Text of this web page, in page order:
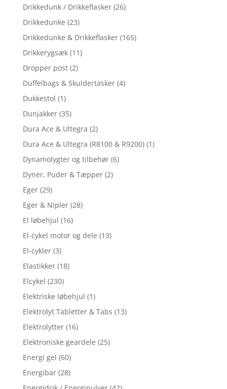
Drikkedunk / Drikkeflasker (26)
Drikkedunke (23)
Drikkedunke & Drikkeflasker (165)
Drikkerygsæk (11)
Dropper post (2)
Duffelbags & Skuldertasker (4)
Dukkestol (1)
Dunjakker (35)
Dura Ace & Ultegra (2)
Dura Ace & Ultegra (R8100 & R9200) (1)
Dynamolygter og tilbehør (6)
Dyner, Puder & Tæpper (2)
Eger (29)
Eger & Nipler (28)
El løbehjul (16)
El-cykel motor og dele (13)
El-cykler (3)
Elastikker (18)
Elcykel (230)
Elektriske løbehjul (1)
Elektrolyt Tabletter & Tabs (13)
Elektrolytter (16)
Elektroniske geardele (25)
Energi gel (60)
Energibar (28)